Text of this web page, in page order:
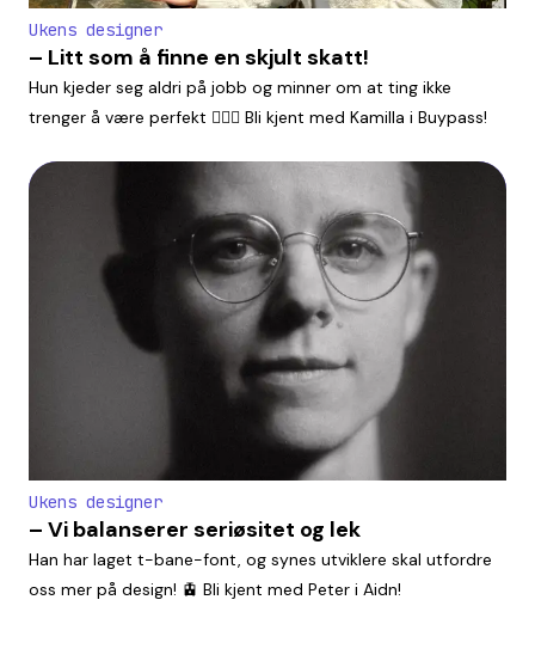
Ukens designer
– Litt som å finne en skjult skatt!
Hun kjeder seg aldri på jobb og minner om at ting ikke
trenger å være perfekt 💁🏼‍♀️ Bli kjent med Kamilla i Buypass!
Ukens designer
– Vi balanserer seriøsitet og lek
Han har laget t-bane-font, og synes utviklere skal utfordre
oss mer på design! 🚊 Bli kjent med Peter i Aidn!